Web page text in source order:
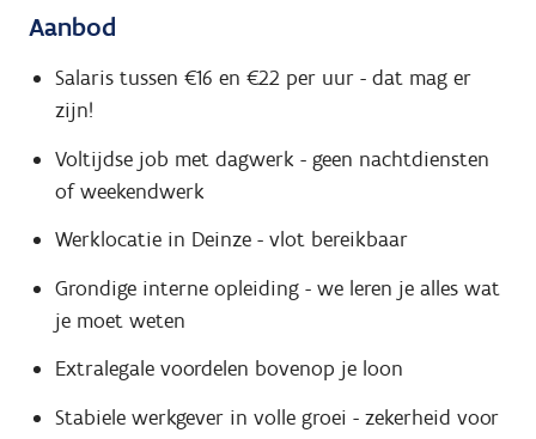
Aanbod
Salaris tussen €16 en €22 per uur - dat mag er
zijn!
Voltijdse job met dagwerk - geen nachtdiensten
of weekendwerk
Werklocatie in Deinze - vlot bereikbaar
Grondige interne opleiding - we leren je alles wat
je moet weten
Extralegale voordelen bovenop je loon
Stabiele werkgever in volle groei - zekerheid voor